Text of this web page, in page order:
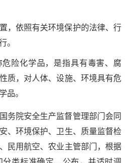
，依照有关环境保护的法律、行
。
险化学品，是指具有毒害、腐
质，对人体、设施、环境具有危
品。
务院安全生产监督管理部门会同
、环境保护、卫生、质量监督检
民用航空、农业主管部门，根据